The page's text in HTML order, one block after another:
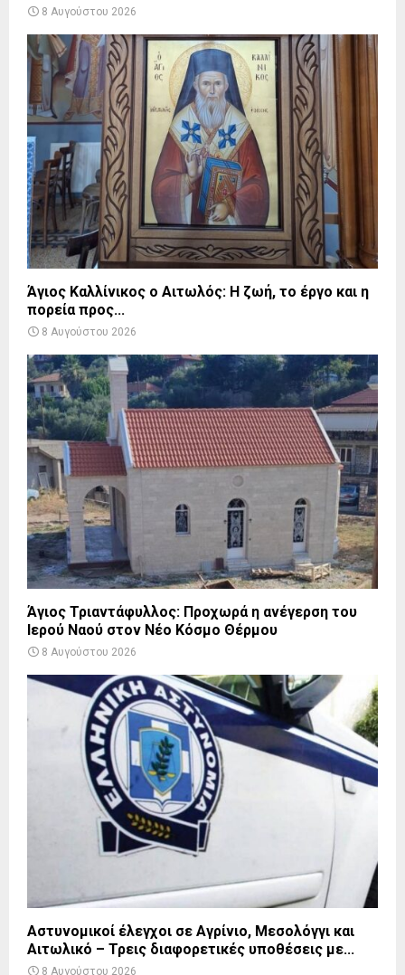
8 Αυγούστου 2026
Άγιος Καλλίνικος ο Αιτωλός: Η ζωή, το έργο και η
πορεία προς...
8 Αυγούστου 2026
Άγιος Τριαντάφυλλος: Προχωρά η ανέγερση του
Ιερού Ναού στον Νέο Κόσμο Θέρμου
8 Αυγούστου 2026
Αστυνομικοί έλεγχοι σε Αγρίνιο, Μεσολόγγι και
Αιτωλικό – Τρεις διαφορετικές υποθέσεις με...
8 Αυγούστου 2026